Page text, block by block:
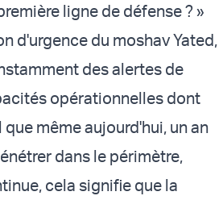
ligne de défense ? »
d'urgence du moshav Yated,
des alertes de
opérationnelles dont
même aujourd'hui, un an
dans le périmètre,
cela signifie que la